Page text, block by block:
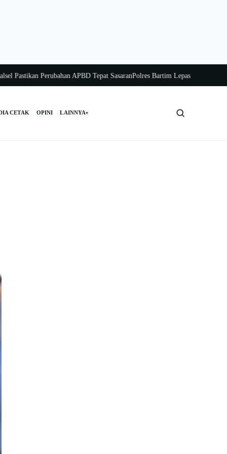
Perubahan APBD Tepat SasaranPolres Bartim Lepas Bakti Sosial
CETAK OPINI LAINNYA▾